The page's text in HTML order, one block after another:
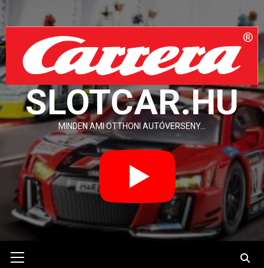
Skip
to
content
SLOTCAR.HU
MINDEN AMI OTTHONI AUTÓVERSENY…
Menu